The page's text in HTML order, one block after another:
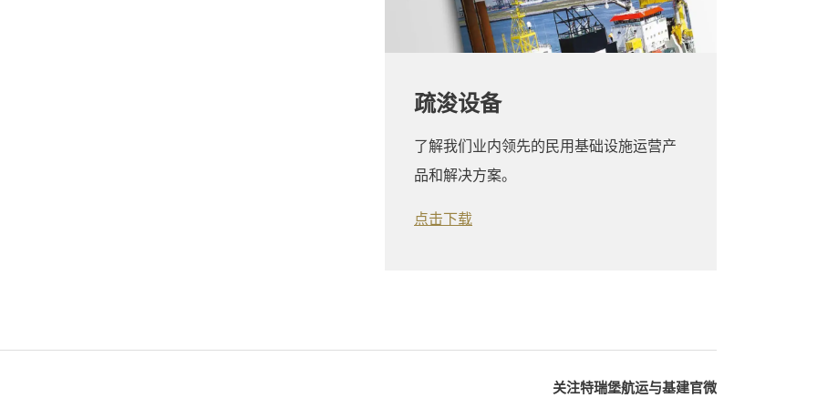
疏浚设备
了解我们业内领先的民用基础设施运营产
品和解决方案。
点击下载
关注特瑞堡航运与基建官微